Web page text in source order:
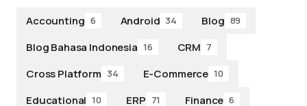
Accounting 6 Android 34 Blog 89
Blog Bahasa Indonesia 16 CRM 7
Cross Platform 34 E-Commerce 10
Educational 10 ERP 71 Finance 6